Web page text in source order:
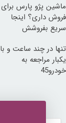
ماشین پژو پارس برای
فروش داری؟ اینجا
سریع بفروشش
تنها در چند ساعت و با
یکبار مراجعه به
خودرو45